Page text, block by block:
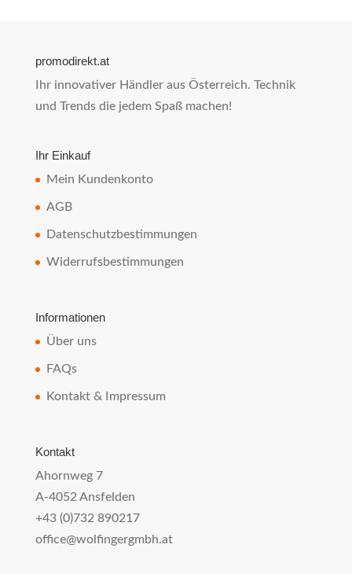
promodirekt.at
Ihr innovativer Händler aus Österreich. Technik
und Trends die jedem Spaß machen!
Ihr Einkauf
Mein Kundenkonto
AGB
Datenschutzbestimmungen
Widerrufsbestimmungen
Informationen
Über uns
FAQs
Kontakt & Impressum
Kontakt
Ahornweg 7
A-4052 Ansfelden
+43 (0)732 890217
office@wolfingergmbh.at